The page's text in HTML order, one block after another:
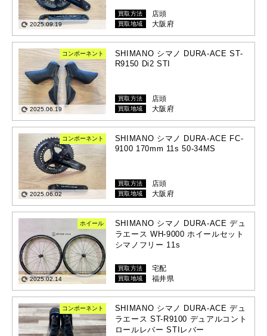
2025.09.19
買取方法 店頭
買取地域 大阪府
コンポーネント
2025.06.19
SHIMANO シマノ DURA-ACE ST-
R9150 Di2 STI
買取方法 店頭
買取地域 大阪府
コンポーネント
2025.06.02
SHIMANO シマノ DURA-ACE FC-
9100 170mm 11s 50-34MS
買取方法 店頭
買取地域 大阪府
ホイール
2025.02.14
SHIMANO シマノ DURA-ACE デュ
ラエース WH-9000 ホイールセット
シマノフリー 11s
買取方法 宅配
買取地域 福井県
コンポーネント
SHIMANO シマノ DURA-ACE デュ
ラエース ST-R9100 デュアルコント
ロールレバー STIレバー